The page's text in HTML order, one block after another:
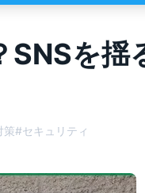
SNSを揺
策#セキュリティ